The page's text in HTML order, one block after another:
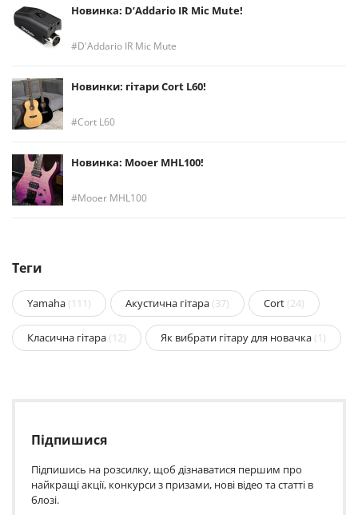
Новинка: D’Addario IR Mic Mute!
D'Addario IR Mic Mute
Новинки: гітари Cort L60!
Cort L60
Новинка: Mooer MHL100!
Mooer MHL100
Теги
Yamaha (111) Акустична гітара (37) Cort (24)
Класична гітара (12) Як вибрати гітару для новачка (1)
Підпишися
Підпишись на розсилку, щоб дізнаватися першим про
найкращі акції, конкурси з призами, нові відео та статті в
блозі.